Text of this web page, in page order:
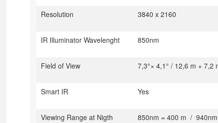
Resolution 3840 x 2160
IR Illuminator Wavelenght 850nm
Field of View 7,3°× 4,1° / 12,6 m × 7,2
Smart IR Yes
Viewing Range at Nigth 850nm = 400 m /